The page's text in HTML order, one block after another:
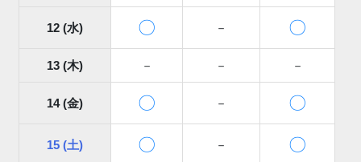
12 (水) 〇 － 〇
13 (木) － － －
14 (金) 〇 － 〇
15 (土) 〇 － 〇